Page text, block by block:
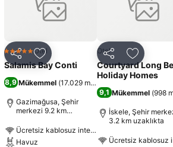
Paylaş Favorilerime ekle
5 Yıldız Otel
Salamis Bay Conti
8,9Mükemmel (17.029 misafir puanı
Gazimağusa, Şehir
merkezi 9.2 km
Ücretsiz kablosuz internet
Havuz
Paylaş
Otel
Courtyard Long
Holiday Homes
9,1 Mükemmel (998
İskele, Şehir
3.2 km uzaklıkta
Ücretsiz kablosuz